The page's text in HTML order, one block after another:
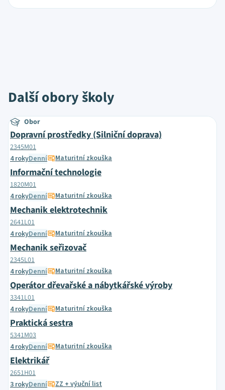
Další obory školy
Obor
Dopravní prostředky (Silniční doprava)
2345M01
4 rokyDenní Maturitní zkouška
Informační technologie
1820M01
4 rokyDenní Maturitní zkouška
Mechanik elektrotechnik
2641L01
4 rokyDenní Maturitní zkouška
Mechanik seřizovač
2345L01
4 rokyDenní Maturitní zkouška
Operátor dřevařské a nábytkářské výroby
3341L01
4 rokyDenní Maturitní zkouška
Praktická sestra
5341M03
4 rokyDenní Maturitní zkouška
Elektrikář
2651H01
3 rokyDenní ZZ + výuční list